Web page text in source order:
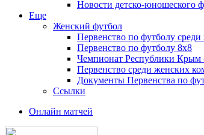
Новости детско-юношеского
Еще
Женский футбол
Первенство по футболу
Первенство по футболу 8х8
Чемпионат Республики Крым
Первенство среди женских
Документы Первенства по
Ссылки
Онлайн матчей